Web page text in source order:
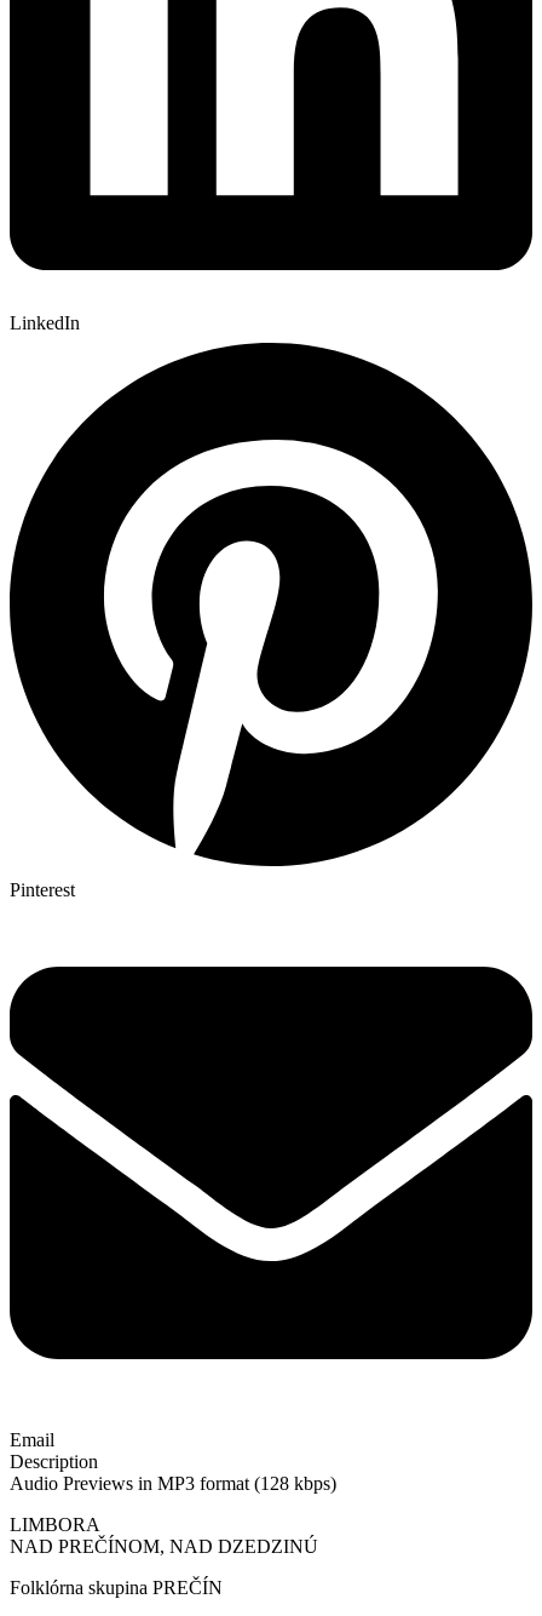
LinkedIn
Pinterest
Email
Description
Audio Previews in MP3 format (128 kbps)
LIMBORA
NAD PREČÍNOM, NAD DZEDZINÚ
Folklórna skupina PREČÍN